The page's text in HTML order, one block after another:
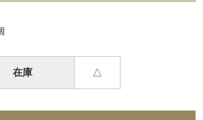
在庫 △